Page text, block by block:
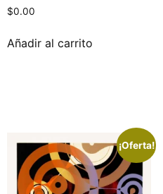
$0.00
Añadir al carrito
¡Oferta!